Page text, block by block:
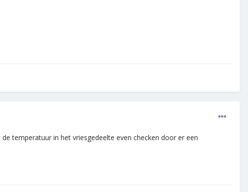
temperatuur in het vriesgedeelte even checken door er een